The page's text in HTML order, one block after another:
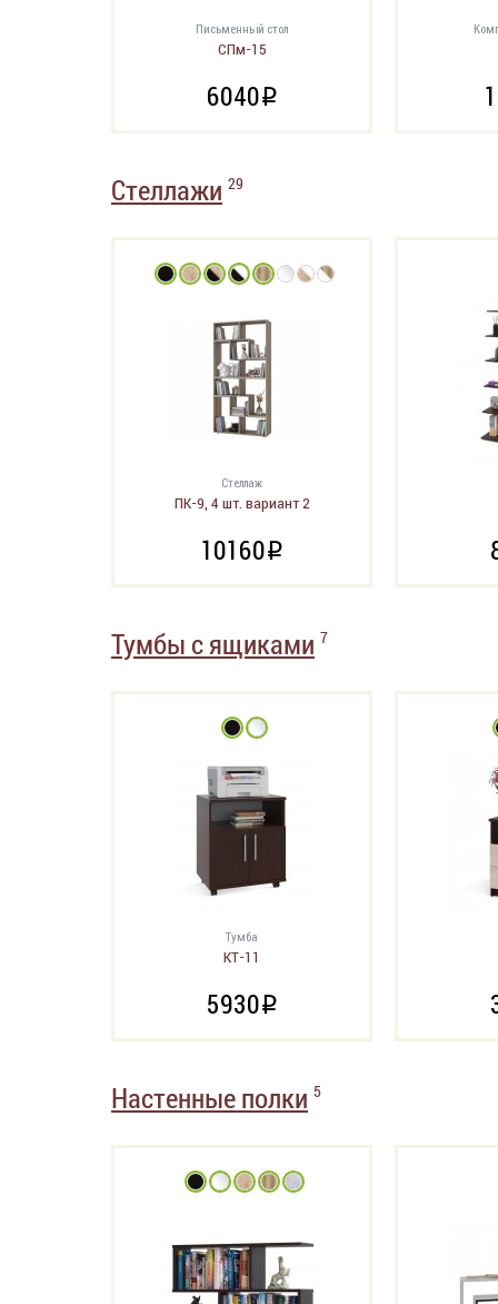
Письменный стол
СПм-15
6040i
Стеллажи 29
Стеллаж
ПК-9, 4 шт. вариант 2
10160i
Тумбы с ящиками 7
Тумба
КТ-11
5930i
Настенные полки 5